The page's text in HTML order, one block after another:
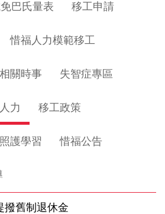
巴氏量表 移工申請
惜福人力模範移工
相關時事 失智症專區
力 移工政策
照護學習 惜福公告
撥舊制退休金